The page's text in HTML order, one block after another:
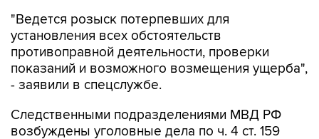
"Ведется розыск потерпевших для
установления всех обстоятельств
противоправной деятельности, проверки
показаний и возможного возмещения ущерба",
- заявили в спецслужбе.
Следственными подразделениями МВД РФ
возбуждены уголовные дела по ч. 4 ст. 159